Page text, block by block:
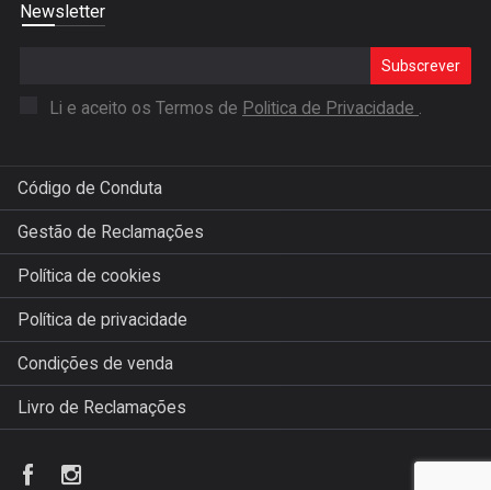
Newsletter
Subscrever
Li e aceito os Termos de Politica de Privacidade .
Código de Conduta
Gestão de Reclamações
Política de cookies
Política de privacidade
Condições de venda
Livro de Reclamações